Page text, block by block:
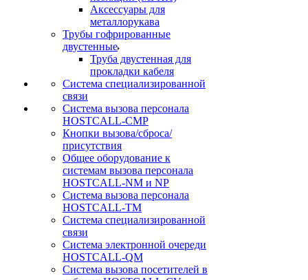
Аксессуары для
металлорукава
Трубы гофрированные
двустенные
Труба двустенная для
прокладки кабеля
Система специализированной
связи
Cистема вызова персонала
HOSTCALL-CMP
Кнопки вызова/сброса/
присутствия
Общее оборудование к
системам вызова персонала
HOSTCALL-NM и NP
Система вызова персонала
HOSTCALL-TM
Система специализированной
связи
Система электронной очереди
HOSTCALL-QM
Cистема вызова посетителей в